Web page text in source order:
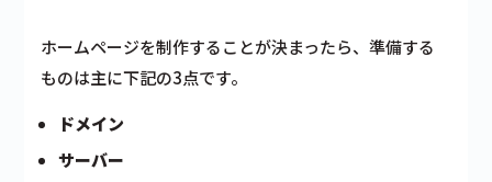
ホームページを制作することが決まったら、準備する
ものは主に下記の3点です。
ドメイン
サーバー